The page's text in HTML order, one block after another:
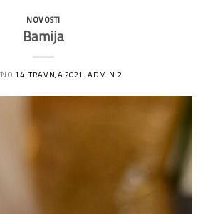
NOVOSTI
Bamija
14. TRAVNJA 2021. ADMIN 2